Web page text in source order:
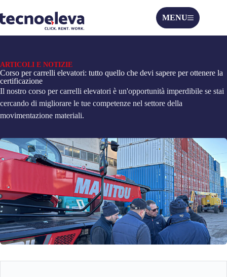
MENU
ARTICOLI E NOTIZIE
Corso per carrelli elevatori: tutto quello che devi sapere per ottenere la
certificazione
Il nostro corso per carrelli elevatori è un'opportunità imperdibile se stai
cercando di migliorare le tue competenze nel settore della
movimentazione materiali.